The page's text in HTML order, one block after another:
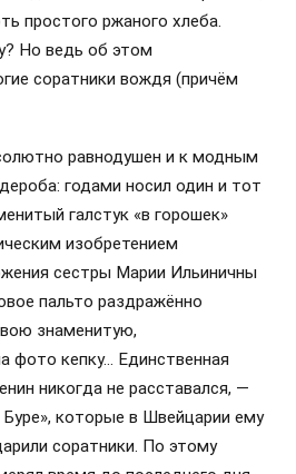
простого ржаного хлеба.
Но ведь об этом
соратники вождя (причём
равнодушен и к модным
годами носил один и тот
галстук «в горошек»
изобретением
сестры Марии Ильиничны
пальто раздражённо
знаменитую,
фото кепку… Единственная
никогда не расставался, —
которые в Швейцарии ему
соратники. По этому